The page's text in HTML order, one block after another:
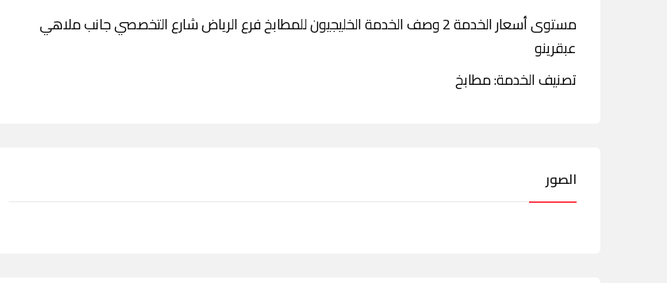
مستوى أسعار الخدمة 2 وصف الخدمة الخليجيون للمطابخ فرع الرياض شارع التخصصي جانب ملاهي
عبقرينو
تصنيف الخدمة: مطابخ
الصور